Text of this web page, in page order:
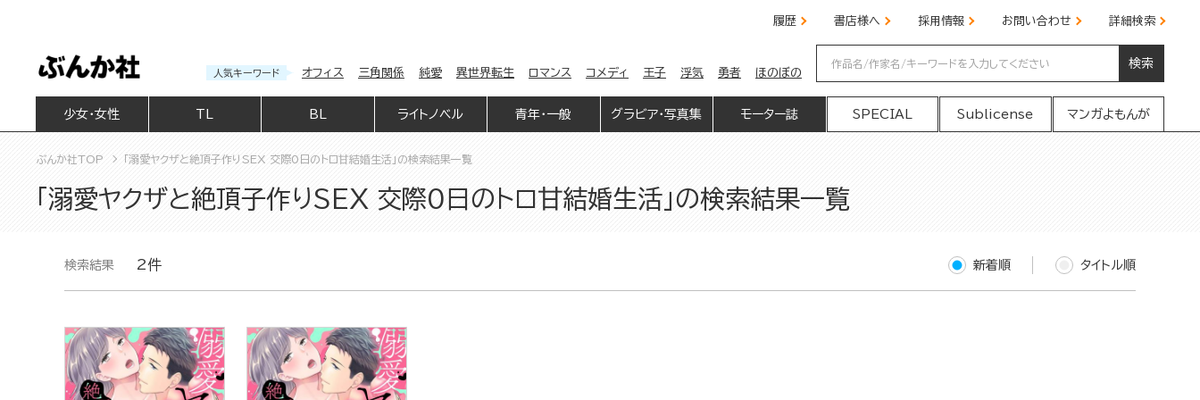
履歴 書店様へ 採用情報 お問い合わせ 詳細検索
人気キーワード オフィス 三角関係 純愛 異世界転生 ロマンス コメディ 王子 浮気 勇者 ほのぼの
検索
少女・女性 BL ライトノベル 青年・一般 グラビア・写真集 モーター誌 SPECIAL Sublicense マンガよもんが
ぶんか社TOP 「溺愛ヤクザと絶頂子作りSEX 交際0日のトロ甘結婚生活」の検索結果一覧
「溺愛ヤクザと絶頂子作りSEX 交際0日のトロ甘結婚生活」の検索結果一覧
検索結果 2件 新着順 タイトル順